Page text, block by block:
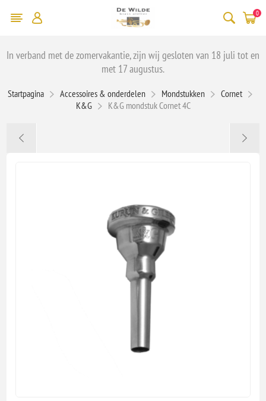
0
In verband met de zomervakantie, zijn wij gesloten van 18 juli tot en
met 17 augustus.
Startpagina Accessoires & onderdelen Mondstukken
Cornet
K&G
K&G mondstuk Cornet 4C